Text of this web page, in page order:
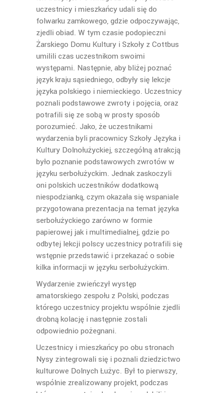
uczestnicy i mieszkańcy udali się do
folwarku zamkowego, gdzie odpoczywając,
zjedli obiad. W tym czasie podopieczni
Żarskiego Domu Kultury i Szkoły z Cottbus
umilili czas uczestnikom swoimi
występami. Następnie, aby bliżej poznać
język kraju sąsiedniego, odbyły się lekcje
języka polskiego i niemieckiego. Uczestnicy
poznali podstawowe zwroty i pojęcia, oraz
potrafili się ze sobą w prosty sposób
porozumieć. Jako, że uczestnikami
wydarzenia byli pracownicy Szkoły Języka i
Kultury Dolnołużyckiej, szczególną atrakcją
było poznanie podstawowych zwrotów w
języku serbołużyckim. Jednak zaskoczyli
oni polskich uczestników dodatkową
niespodzianką, czym okazała się wspaniale
przygotowana prezentacja na temat języka
serbołużyckiego zarówno w formie
papierowej jak i multimedialnej, gdzie po
odbytej lekcji polscy uczestnicy potrafili się
wstępnie przedstawić i przekazać o sobie
kilka informacji w języku serbołużyckim.
Wydarzenie zwieńczył występ
amatorskiego zespołu z Polski, podczas
którego uczestnicy projektu wspólnie zjedli
drobną kolację i następnie zostali
odpowiednio pożegnani.
Uczestnicy i mieszkańcy po obu stronach
Nysy zintegrowali się i poznali dziedzictwo
kulturowe Dolnych Łużyc. Był to pierwszy,
wspólnie zrealizowany projekt, podczas